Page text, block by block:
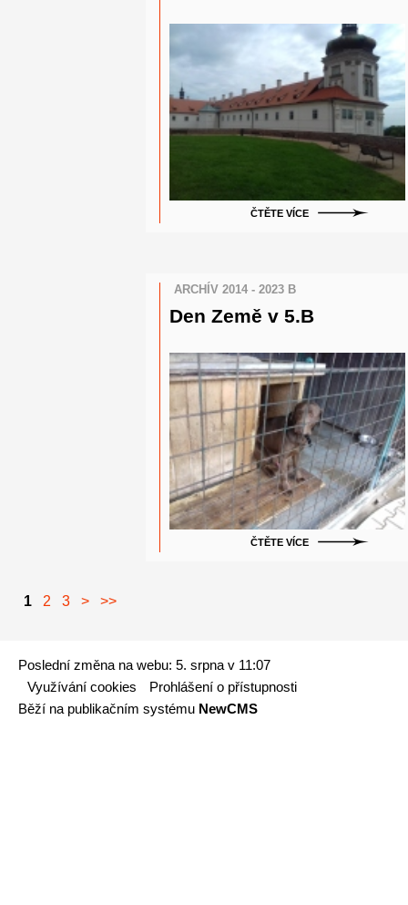
ČTĚTE VÍCE
ARCHÍV 2014 - 2023 B
Den Země v 5.B
ČTĚTE VÍCE
1 2 3 > >>
Poslední změna na webu: 5. srpna v 11:07
Využívání cookies
Prohlášení o přístupnosti
Běží na publikačním systému NewCMS